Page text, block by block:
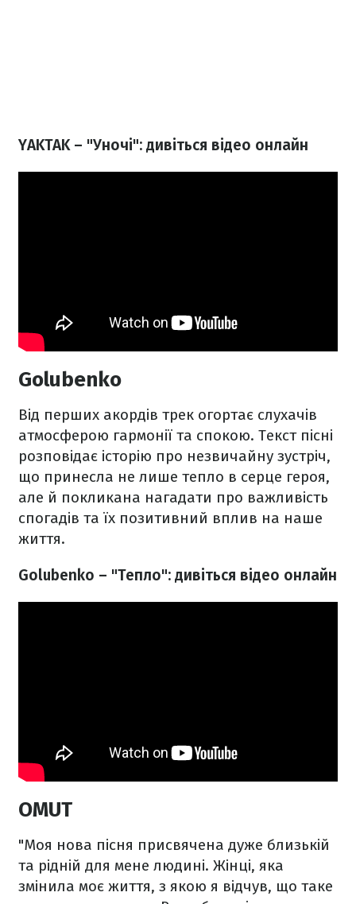
YAKTAK – "Уночі": дивіться відео онлайн
Golubenko
Від перших акордів трек огортає слухачів
атмосферою гармонії та спокою. Текст пісні
розповідає історію про незвичайну зустріч,
що принесла не лише тепло в серце героя,
але й покликана нагадати про важливість
спогадів та їх позитивний вплив на наше
життя.
Golubenko – "Тепло": дивіться відео онлайн
OMUT
"Моя нова пісня присвячена дуже близькій
та рідній для мене людині. Жінці, яка
змінила моє життя, з якою я відчув, що таке